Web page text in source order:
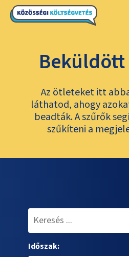
Az ötleteket itt
láthatod, ahogy
beadták. A szűrők
szűkíteni a
Időszak: